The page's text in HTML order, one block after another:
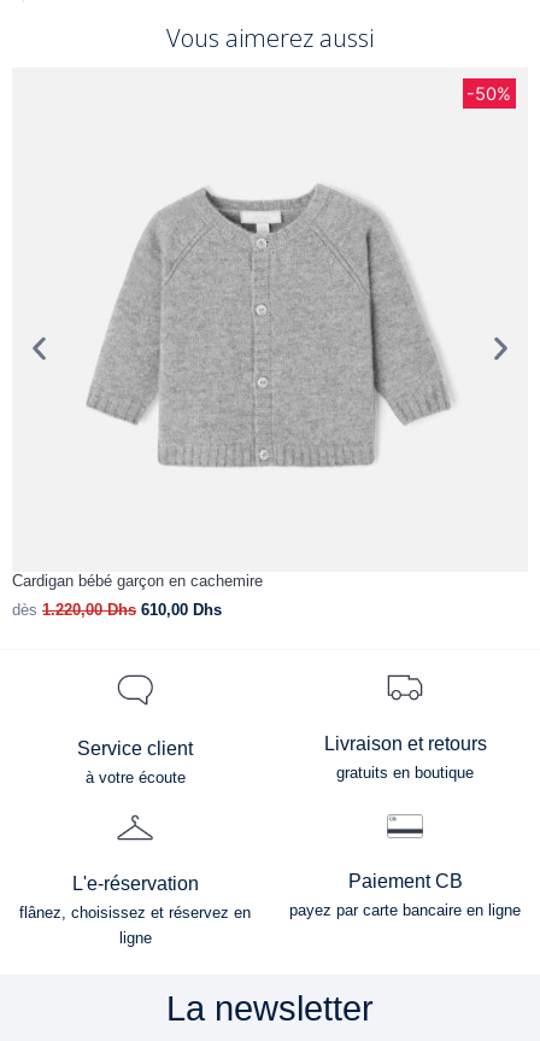
Vous aimerez aussi
-50%
Cardigan bébé garçon en cachemire
dès 1.220,00Dhs 610,00 Dhs
Service client
à votre écoute
Livraison et retours
gratuits en boutique
L'e-réservation
flânez, choisissez et réservez en
ligne
Paiement CB
payez par carte bancaire en ligne
La newsletter